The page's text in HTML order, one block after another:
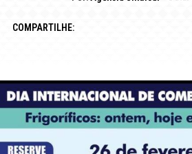
COMPARTILHE: